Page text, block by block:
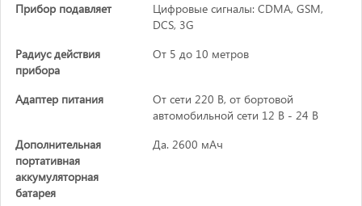
Прибор подавляет
Цифровые сигналы: CDMA, GSM,
DCS, 3G
Радиус действия
прибора
От 5 до 10 метров
Адаптер питания
От сети 220 В, от бортовой
автомобильной сети 12 В - 24 В
Дополнительная
портативная
аккумуляторная
батарея
Да. 2600 мАч